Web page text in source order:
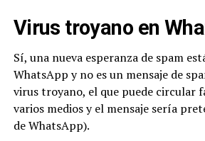
Virus troyano en
Sí, una nueva esperanza de spam
WhatsApp y no es un mensaje de
virus troyano, el que puede circular
varios medios y el mensaje sería
de WhatsApp).